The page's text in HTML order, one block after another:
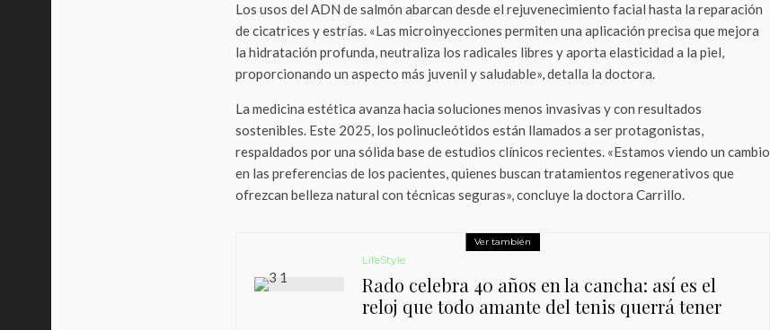
Los usos del ADN de salmón abarcan desde el rejuvenecimiento facial hasta la reparación
de cicatrices y estrías. «Las microinyecciones permiten una aplicación precisa que mejora
la hidratación profunda, neutraliza los radicales libres y aporta elasticidad a la piel,
proporcionando un aspecto más juvenil y saludable», detalla la doctora.
La medicina estética avanza hacia soluciones menos invasivas y con resultados
sostenibles. Este 2025, los polinucleótidos están llamados a ser protagonistas,
respaldados por una sólida base de estudios clínicos recientes. «Estamos viendo un cambio
en las preferencias de los pacientes, quienes buscan tratamientos regenerativos que
ofrezcan belleza natural con técnicas seguras», concluye la doctora Carrillo.
Ver también
LifeStyle
Rado celebra 40 años en la cancha: así es el
reloj que todo amante del tenis querrá tener